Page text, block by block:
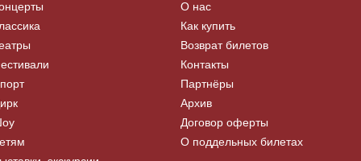
О нас
Как купить
Возврат билетов
Контакты
Партнёры
Архив
Договор оферты
О поддельных билетах